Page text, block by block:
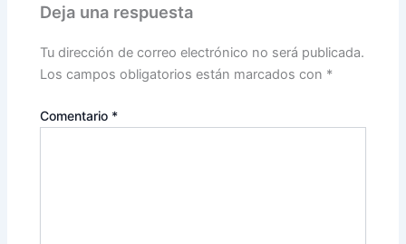
Deja una respuesta
Tu dirección de correo electrónico no será publicada.
Los campos obligatorios están marcados con *
Comentario *